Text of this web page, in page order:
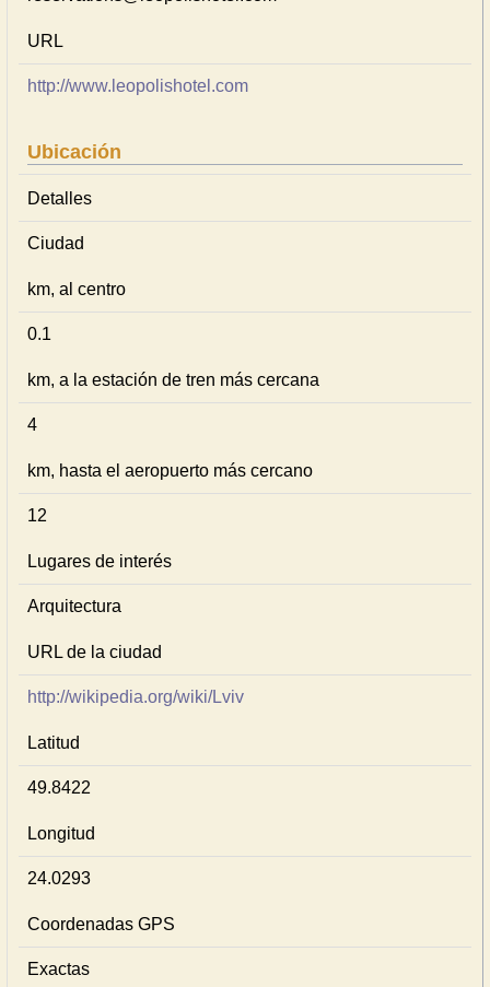
URL
http://www.leopolishotel.com
Ubicación
Detalles
Ciudad
km, al centro
0.1
km, a la estación de tren más cercana
4
km, hasta el aeropuerto más cercano
12
Lugares de interés
Arquitectura
URL de la ciudad
http://wikipedia.org/wiki/Lviv
Latitud
49.8422
Longitud
24.0293
Coordenadas GPS
Exactas